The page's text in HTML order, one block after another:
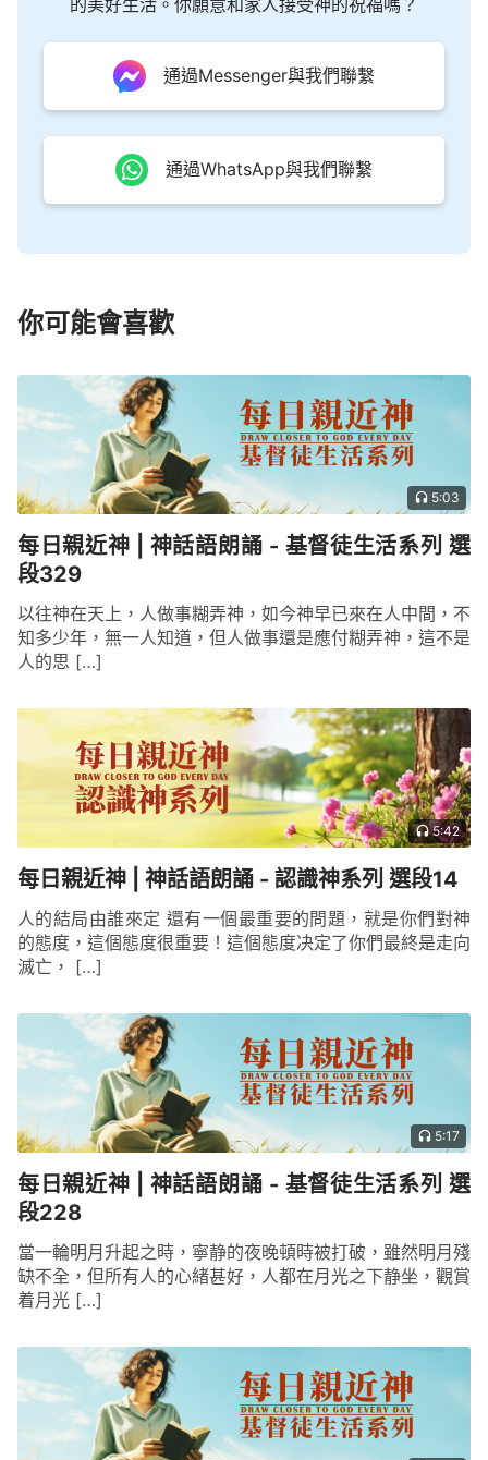
的美好生活。你願意和家人接受神的祝福嗎？
通過Messenger與我們聯繫
通過WhatsApp與我們聯繫
你可能會喜歡
5:03
每日親近神 | 神話語朗誦 - 基督徒生活系列 選
段329
以往神在天上，人做事糊弄神，如今神早已來在人中間，不
知多少年，無一人知道，但人做事還是應付糊弄神，這不是
人的思 […]
5:42
每日親近神 | 神話語朗誦 - 認識神系列 選段14
人的結局由誰來定 還有一個最重要的問題，就是你們對神
的態度，這個態度很重要！這個態度决定了你們最終是走向
滅亡， […]
5:17
每日親近神 | 神話語朗誦 - 基督徒生活系列 選
段228
當一輪明月升起之時，寧静的夜晚頓時被打破，雖然明月殘
缺不全，但所有人的心緒甚好，人都在月光之下静坐，觀賞
着月光 […]